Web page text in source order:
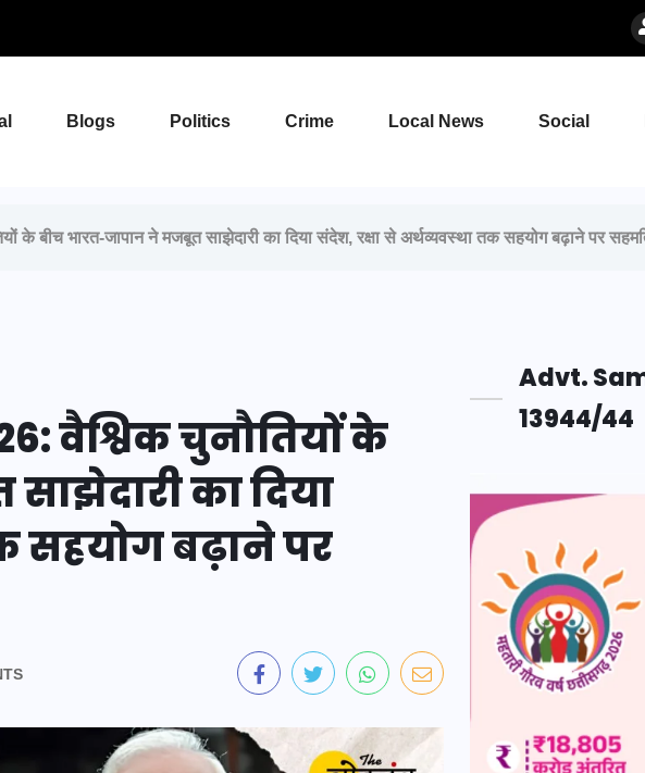
Blogs Politics Crime Local News Social
बीच भारत-जापान ने मजबूत साझेदारी का दिया संदेश, रक्षा से अर्थव्यवस्था तक सहयोग बढ़ाने पर
वैश्विक चुनौतियों के
का दिया
सहयोग बढ़ाने पर
Advt.
13944/44